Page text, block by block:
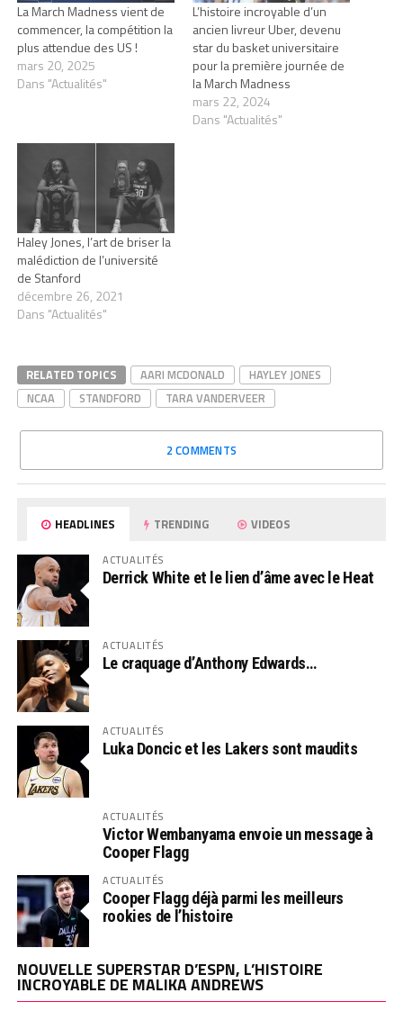
La March Madness vient de
commencer, la compétition la
plus attendue des US !
mars 20, 2025
Dans "Actualités"
L’histoire incroyable d’un
ancien livreur Uber, devenu
star du basket universitaire
pour la première journée de
la March Madness
mars 22, 2024
Dans "Actualités"
Haley Jones, l’art de briser la
malédiction de l’université
de Stanford
décembre 26, 2021
Dans "Actualités"
RELATED TOPICS AARI MCDONALD
HAYLEY JONES
NCAA
STANDFORD TARA VANDERVEER
2 COMMENTS
HEADLINES TRENDING VIDEOS
ACTUALITÉS
Derrick White et le lien d’âme avec le Heat
ACTUALITÉS
Le craquage d’Anthony Edwards…
ACTUALITÉS
Luka Doncic et les Lakers sont maudits
ACTUALITÉS
Victor Wembanyama envoie un message à
Cooper Flagg
ACTUALITÉS
Cooper Flagg déjà parmi les meilleurs
rookies de l’histoire
NOUVELLE SUPERSTAR D’ESPN, L’HISTOIRE
INCROYABLE DE MALIKA ANDREWS